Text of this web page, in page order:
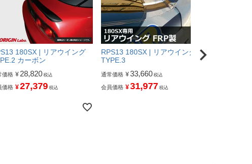
180SX | リアウイング
カーボン
価格 ¥28,820 税込
価格 ¥27,379 税込
RPS13 180SX | リアウイング
TYPE.3
通常価格 ¥33,660 税込
会員価格 ¥31,977 税込